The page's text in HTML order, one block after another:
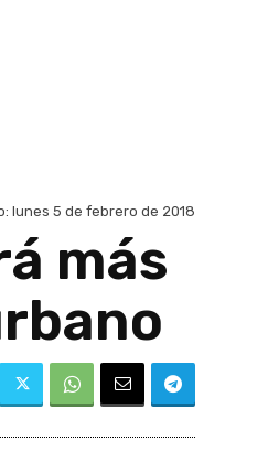
lunes 5 de febrero de 2018
más